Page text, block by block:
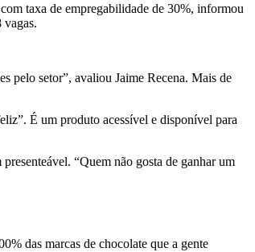
taxa de empregabilidade de 30%, informou
vagas.
pelo setor”, avaliou Jaime Recena. Mais de
É um produto acessível e disponível para
“Quem não gosta de ganhar um
das marcas de chocolate que a gente